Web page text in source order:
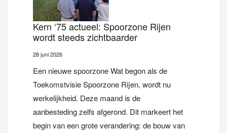
Kern ‘75 actueel: Spoorzone Rijen
wordt steeds zichtbaarder
28 juni 2026
Een nieuwe spoorzone Wat begon als de
Toekomstvisie Spoorzone Rijen, wordt nu
werkelijkheid. Deze maand is de
aanbesteding zelfs afgerond. Dit markeert het
begin van een grote verandering: de bouw van